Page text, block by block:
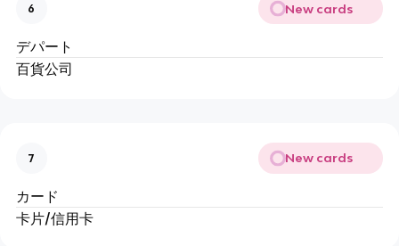
6 New cards
デパート
百貨公司
7 New cards
カード
卡片/信用卡